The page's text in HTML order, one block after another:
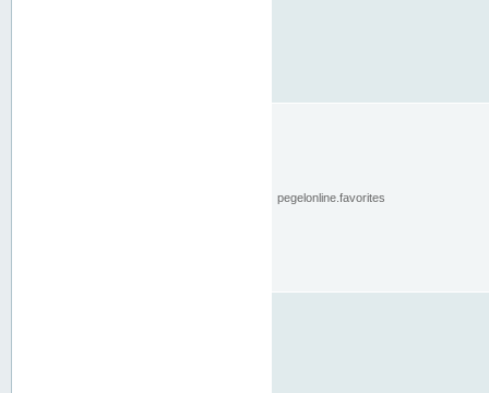
pegelonline.favorites